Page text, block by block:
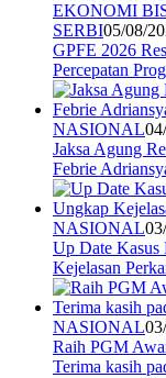
EKONOMI
SERBI05/08/
GPFE 2026
Percepatan
NASIONAL
Jaksa Agung
Febrie
NASIONAL
Up Date Kasus
Kejelasan
NASIONAL
Raih PGM
Terima kasih